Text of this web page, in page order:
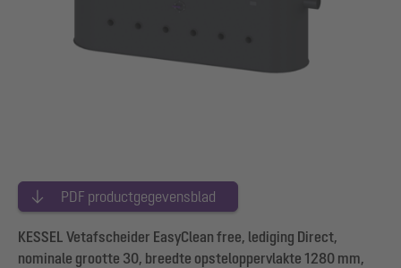
PDF productgegevensblad
KESSEL Vetafscheider EasyClean free, lediging Direct,
nominale grootte 30, breedte opsteloppervlakte 1280 mm,